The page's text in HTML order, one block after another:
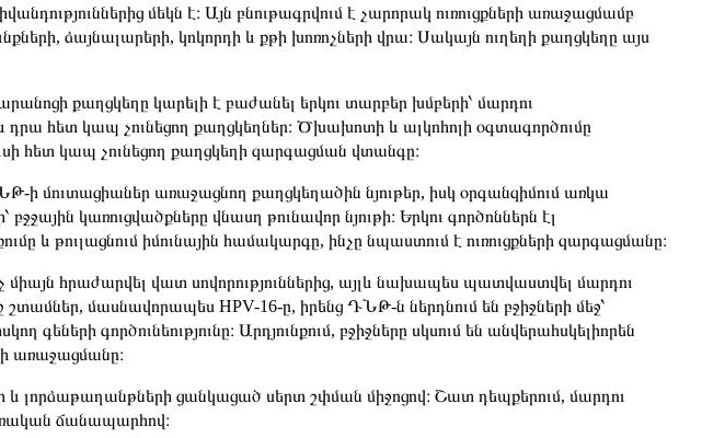
մեկն է։ Այն բնութագրվում է չարորակ ուռուցքների առաջացմամբ
ձայնալարերի, կոկորդի և քթի խոռոչների վրա։ Սակայն ուղեղի քաղցկեղը այս
քաղցկեղը կարելի է բաժանել երկու տարբեր խմբերի՝ մարդու
դրա հետ կապ չունեցող քաղցկեղներ։ Ծխախոտի և ալկոհոլի օգտագործումը
հետ կապ չունեցող քաղցկեղի զարգացման վտանգը։
մուտացիաներ առաջացնող քաղցկեղածին նյութեր, իսկ օրգանզիմում առկա
կառուցվածքները վնասղ թունավոր նյութի։ Երկու գործոններն էլ
և թուլացնում իմունային համակարգը, ինչը նպաստում է ուռուցքների զարգացմանը։
միայն հրաժարվել վատ սովորություններից, այլև նախապես պատվաստվել մարդու
շտամներ, մասնավորապես HPV-16-ը, իրենց ԴՆԹ-ն ներդնում են բջիջների մեջ՝
գեների գործունեությունը։ Արդյունքում, բջիջները սկսում են անվերահսկելիորեն
առաջացմանը։
և լորձաթաղանթների ցանկացած սերտ շփման միջոցով։ Շատ դեպքերում, մարդու
ճանապարհով։